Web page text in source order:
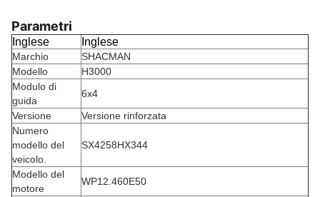
Parametri
Inglese Inglese
Marchio
SHACMAN
Modello
H3000
Modulo di
guida
6x4
Versione
Versione rinforzata
Numero
modello del
veicolo.
SX4258HX344
Modello del
motore
WP12.460E50